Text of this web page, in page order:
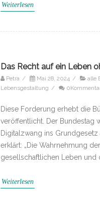
Weiterlesen
Das Recht auf ein Leben
Petra / Mai 28, 2024 / alle
Lebensgestaltung /
Diese Forderung erhebt die
veröffentlicht. Der Bundestag
Digitalzwang ins
erklärt: „Die Wahrnehmung
gesellschaftlichen Leben und
Weiterlesen